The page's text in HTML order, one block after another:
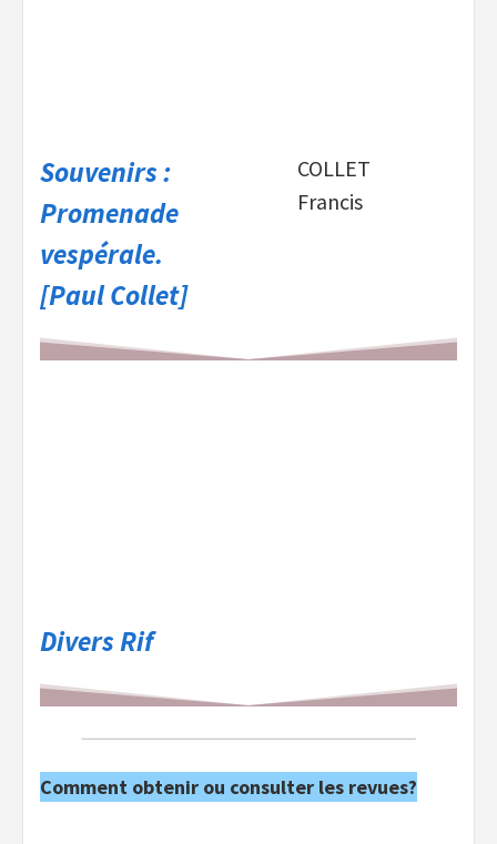
Souvenirs :
Promenade
vespérale.
[Paul Collet]
COLLET
Francis
Divers Rif
Comment obtenir ou consulter les revues?